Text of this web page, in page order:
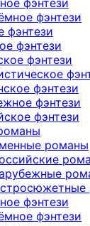
фэнтези
фэнтези
фэнтези
фэнтези
фэнтези
фэнтези
фэнтези
фэнтези
романы
фэнтези
фэнтези